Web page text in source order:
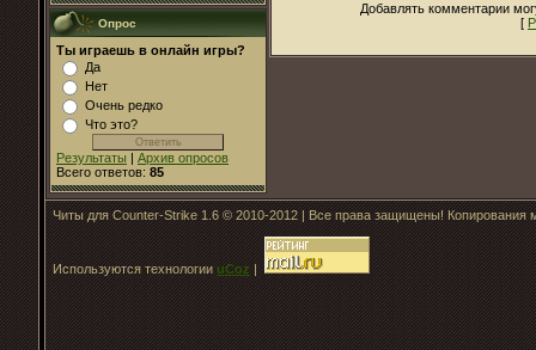
Опрос
Ты играешь в онлайн игры?
Да
Нет
Очень редко
Что это?
Результаты | Архив опросов
Всего ответов: 85
Добавлять комментарии
[
Читы для Counter-Strike 1.6 © 2010-2012 | Все права защищены! Копирования
Используются технологииuCoz |